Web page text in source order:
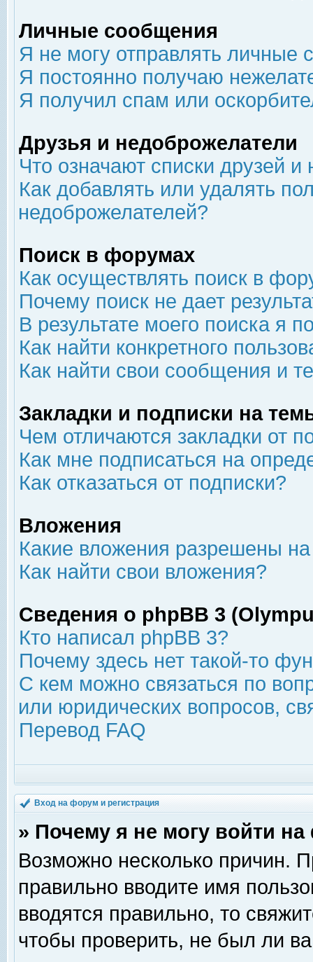
Личные сообщения
Я не могу отправлять личные
Я постоянно получаю
Я получил спам или
Друзья и недоброжелатели
Что означают списки друзей
Как добавлять или удалять
недоброжелателей?
Поиск в форумах
Как осуществлять поиск в
Почему поиск не дает
В результате моего поиска я
Как найти конкретного
Как найти свои сообщения и
Закладки и подписки на
Чем отличаются закладки от
Как мне подписаться на
Как отказаться от подписки?
Вложения
Какие вложения разрешены
Как найти свои вложения?
Сведения о phpBB 3
Кто написал phpBB 3?
Почему здесь нет такой-то
С кем можно связаться по
или юридических вопросов,
Перевод FAQ
Вход на форум и регистрация
» Почему я не могу войти
Возможно несколько причин.
правильно вводите имя
вводятся правильно, то
чтобы проверить, не был ли